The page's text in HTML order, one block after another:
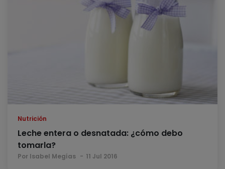
Nutrición
Leche entera o desnatada: ¿cómo debo
tomarla?
Por Isabel Megías 11 Jul 2016